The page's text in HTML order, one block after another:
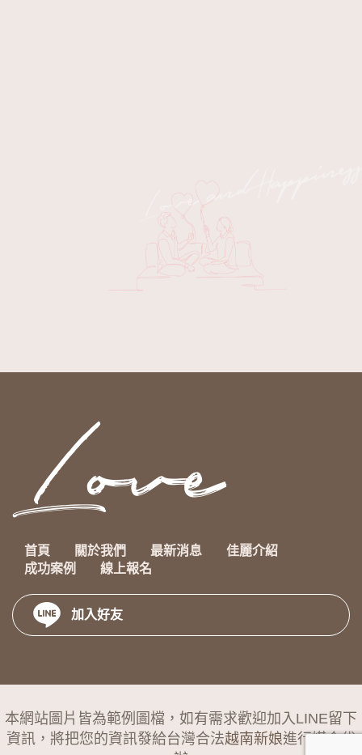
首頁 關於我們 最新消息
佳麗介紹
成功案例
線上報名
加入好友
本網站圖片皆為範例圖檔，如有需求歡迎加入LINE留下
資訊，將把您的資訊發給台灣合法越南新娘進行媒合代